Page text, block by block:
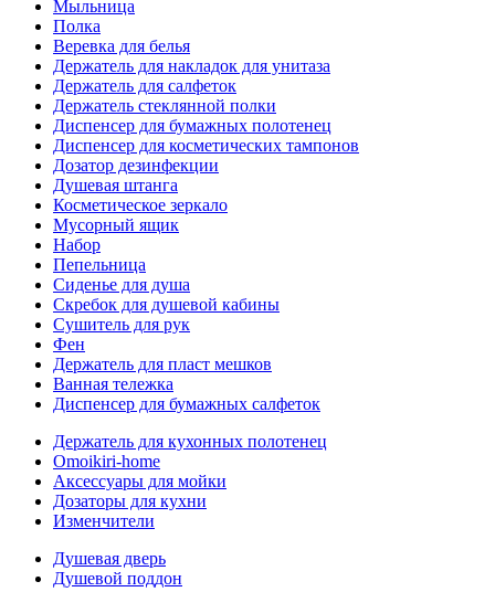
Мыльница
Полка
Веревка для белья
Держатель для накладок для унитаза
Держатель для салфеток
Держатель стеклянной полки
Диспенсер для бумажных полотенец
Диспенсер для косметических тампонов
Дозатор дезинфекции
Душевая штанга
Косметическое зеркало
Мусорный ящик
Набор
Пепельница
Сиденье для душа
Скребок для душевой кабины
Сушитель для рук
Фен
Держатель для пласт мешков
Ванная тележка
Диспенсер для бумажных салфеток
Держатель для кухонных полотенец
Omoikiri-home
Аксессуары для мойки
Дозаторы для кухни
Изменчители
Душевая дверь
Душевой поддон